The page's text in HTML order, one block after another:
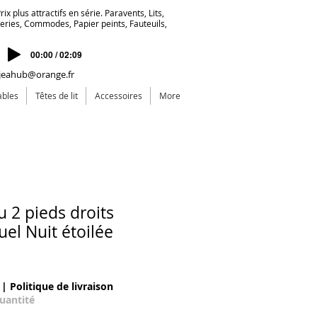
plus attractifs en série. Paravents, Lits,
Commodes, Papier peints, Fauteuils,
00:00 / 02:09
jeahub@orange.fr
Têtes de lit Accessoires More
2 pieds droits
Nuit étoilée
| Politique de livraison